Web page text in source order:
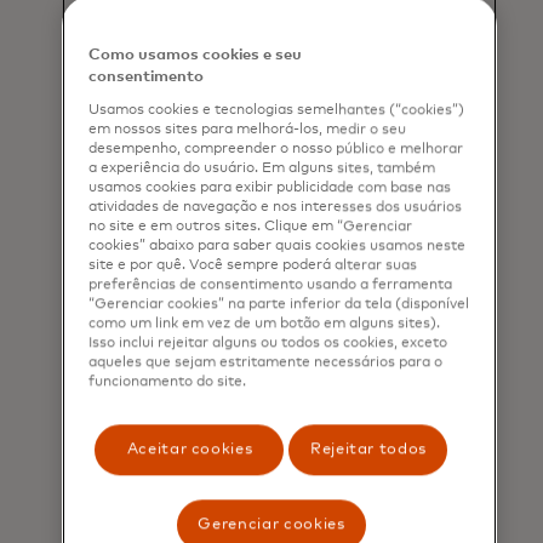
Organização e
Planejamento de Viagens
Garantir uma viagem sem estresse é
o objetivo dos agentes do Mastercard
Concierge. Eles são habilitados para
auxiliar a recuperação de bagagem
extraviada, organizar transportes.
Como usamos cookies e seu
consentimento
Usamos cookies e tecnologias semelhantes (“cookies”)
em nossos sites para melhorá-los, medir o seu
desempenho, compreender o nosso público e melhorar
a experiência do usuário. Em alguns sites, também
usamos cookies para exibir publicidade com base nas
atividades de navegação e nos interesses dos usuários
no site e em outros sites. Clique em “Gerenciar
cookies” abaixo para saber quais cookies usamos neste
site e por quê. Você sempre poderá alterar suas
preferências de consentimento usando a ferramenta
“Gerenciar cookies” na parte inferior da tela (disponível
como um link em vez de um botão em alguns sites).
Isso inclui rejeitar alguns ou todos os cookies, exceto
aqueles que sejam estritamente necessários para o
funcionamento do site.
Aceitar cookies Rejeitar todos
Gerenciar cookies